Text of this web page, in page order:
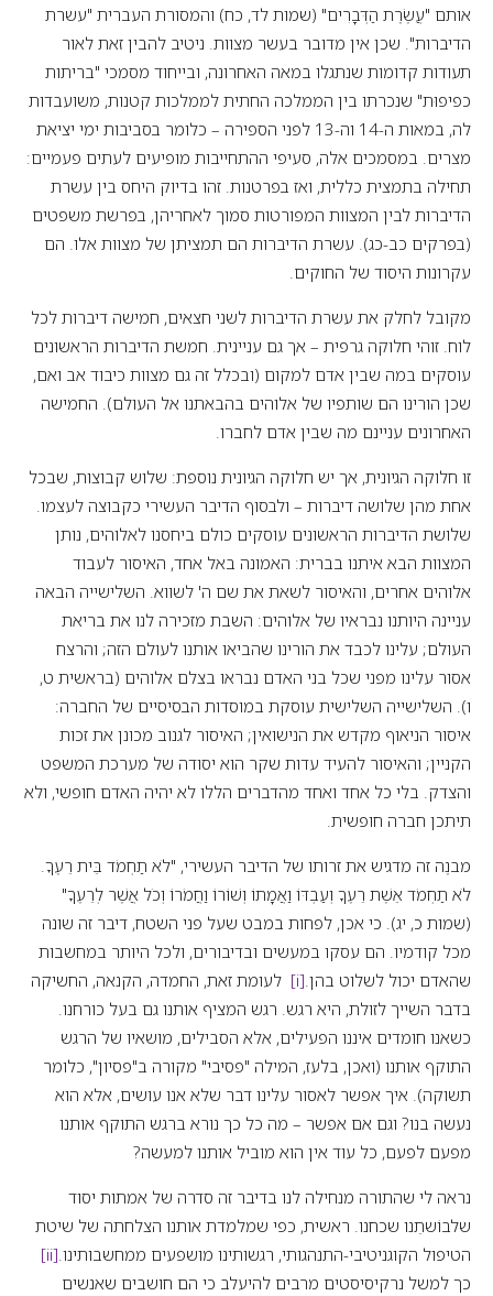
אותם "עֲשֶׂרֶת הַדְּבָרִים" (שמות לד, כח) והמסורת העברית "עשרת
הדיברות". שכן אין מדובר בעשר מצוות. ניטיב להבין זאת לאור
תעודות קדומות שנתגלו במאה האחרונה, ובייחוד מסמכי "בריתות
כפיפוּת" שנכרתו בין הממלכה החתית לממלכות קטנות, משועבדות
לה, במאות ה-14 וה-13 לפני הספירה – כלומר בסביבות ימי יציאת
מצרים. במסמכים אלה, סעיפי ההתחייבות מופיעים לעתים פעמיים:
תחילה בתמצית כללית, ואז בפרטנות. זהו בדיוק היחס בין עשרת
הדיברות לבין המצוות המפורטות סמוך לאחריהן, בפרשת משפטים
(בפרקים כב-כג). עשרת הדיברות הם תמציתן של מצוות אלו. הם
עקרונות היסוד של החוקים.
מקובל לחלק את עשרת הדיברות לשני חצאים, חמישה דיברות לכל
לוח. זוהי חלוקה גרפית – אך גם עניינית. חמשת הדיברות הראשונים
עוסקים במה שבין אדם למקום (ובכלל זה גם מצוות כיבוד אב ואם,
שכן הורינו הם שותפיו של אלוהים בהבאתנו אל העולם). החמישה
האחרונים עניינם מה שבין אדם לחברו.
זו חלוקה הגיונית, אך יש חלוקה הגיונית נוספת: שלוש קבוצות, שבכל
אחת מהן שלושה דיברות – ולבסוף הדיבר העשירי כקבוצה לעצמו.
שלושת הדיברות הראשונים עוסקים כולם ביחסנו לאלוהים, נותן
המצוות הבא איתנו בברית: האמונה באל אחד, האיסור לעבוד
אלוהים אחרים, והאיסור לשאת את שם ה' לשווא. השלישייה הבאה
עניינה היותנו נבראיו של אלוהים: השבת מזכירה לנו את בריאת
העולם; עלינו לכבד את הורינו שהביאו אותנו לעולם הזה; והרצח
אסור עלינו מפני שכל בני האדם נבראו בצלם אלוהים (בראשית ט,
ו). השלישייה השלישית עוסקת במוסדות הבסיסיים של החברה:
איסור הניאוף מקדש את הנישואין; האיסור לגנוב מכונן את זכות
הקניין; והאיסור להעיד עדות שקר הוא יסודה של מערכת המשפט
והצדק. בלי כל אחד ואחד מהדברים הללו לא יהיה האדם חופשי, ולא
תיתכן חברה חופשית.
מבנֶה זה מדגיש את זרותו של הדיבר העשירי, "לֹא תַחְמֹד בֵּית רֵעֶךָ.
לֹא תַחְמֹד אֵשֶׁת רֵעֶךָ וְעַבְדּוֹ וַאֲמָתוֹ וְשׁוֹרוֹ וַחֲמֹרוֹ וְכֹל אֲשֶׁר לְרֵעֶךָ"
(שמות כ, יג). כי אכן, לפחות במבט שעל פני השטח, דיבר זה שונה
מכל קודמיו. הם עסקו במעשים ובדיבורים, ולכל היותר במחשבות
שהאדם יכול לשלוט בהן.[i]
לעומת זאת, החמדה, הקנאה, החשיקה
בדבר השייך לזולת, היא רגש. רגש המציף אותנו גם בעל כורחנו.
כשאנו חומדים איננו הפעילים, אלא הסבילים, מושאיו של הרגש
התוקף אותנו (ואכן, בלעז, המילה "פסיבי" מקורה ב"פסיון", כלומר
תשוקה). איך אפשר לאסור עלינו דבר שלא אנו עושים, אלא הוא
נעשה בנו? וגם אם אפשר – מה כל כך נורא ברגש התוקף אותנו
מפעם לפעם, כל עוד אין הוא מוביל אותנו למעשה?
נראה לי שהתורה מנחילה לנו בדיבר זה סדרה של אמתות יסוד
שלבוֹשתֵנו שכחנו. ראשית, כפי שמלמדת אותנו הצלחתה של שיטת
הטיפול הקוגניטיבי-התנהגותי, רגשותינו מושפעים ממחשבותינו.[ii]
כך למשל נרקיסיסטים מרבים להיעלב כי הם חושבים שאנשים